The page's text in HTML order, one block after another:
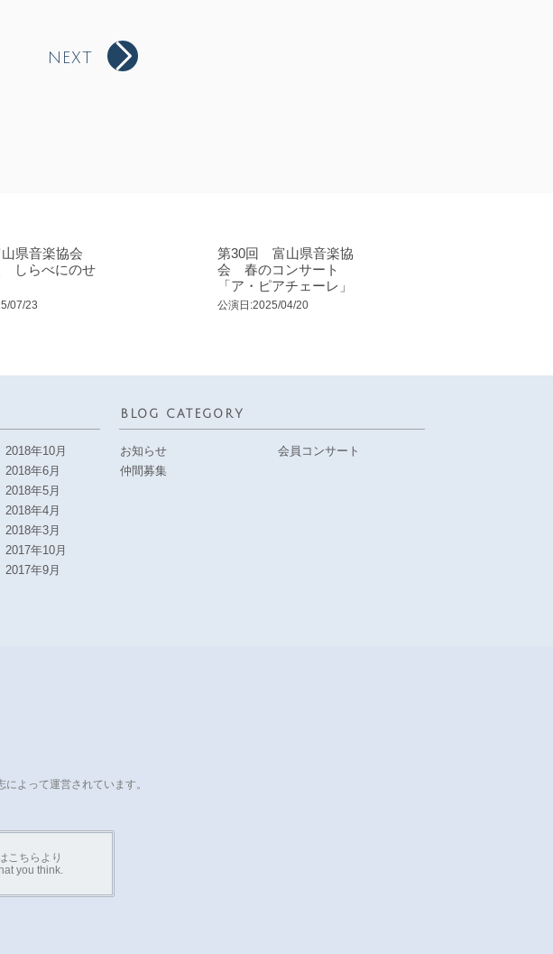
NEXT
山県音楽協会
しらべにのせ
07/23
第30回 富山県音楽協
会 春のコンサート
「ア・ピアチェーレ」
公演日:2025/04/20
2018年10月
2018年6月
2018年5月
2018年4月
2018年3月
2017年10月
2017年9月
BLOG CATEGORY
お知らせ
仲間募集
会員コンサート
よって運営されています。
こちらより
you think.